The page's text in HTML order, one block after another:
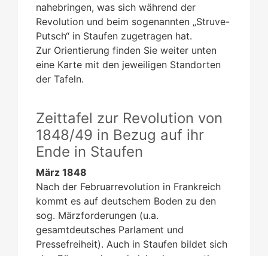
nahebringen, was sich während der
Revolution und beim sogenannten „Struve-
Putsch“ in Staufen zugetragen hat.
Zur Orientierung finden Sie weiter unten
eine Karte mit den jeweiligen Standorten
der Tafeln.
Zeittafel zur Revolution von
1848/49 in Bezug auf ihr
Ende in Staufen
März 1848
Nach der Februarrevolution in Frankreich
kommt es auf deutschem Boden zu den
sog. Märzforderungen (u.a.
gesamtdeutsches Parlament und
Pressefreiheit). Auch in Staufen bildet sich